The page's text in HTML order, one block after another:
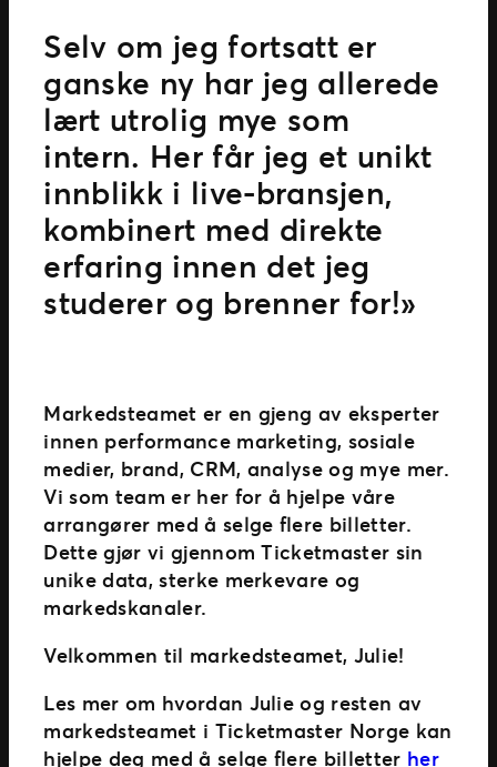
Selv om jeg fortsatt er
ganske ny har jeg allerede
lært utrolig mye som
intern. Her får jeg et unikt
innblikk i live-bransjen,
kombinert med direkte
erfaring innen det jeg
studerer og brenner for!»
Markedsteamet er en gjeng av eksperter
innen performance marketing, sosiale
medier, brand, CRM, analyse og mye mer.
Vi som team er her for å hjelpe våre
arrangører med å selge flere billetter.
Dette gjør vi gjennom Ticketmaster sin
unike data, sterke merkevare og
markedskanaler.
Velkommen til markedsteamet, Julie!
Les mer om hvordan Julie og resten av
markedsteamet i Ticketmaster Norge kan
hjelpe deg med å selge flere billetter her